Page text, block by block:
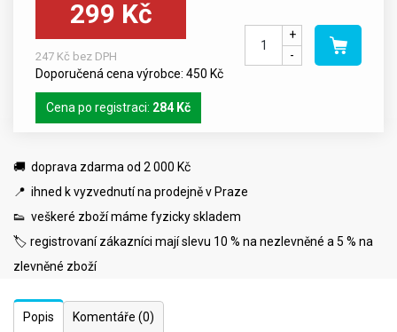
299 Kč
247 Kč bez DPH
Doporučená cena výrobce: 450 Kč
Cena po registraci: 284 Kč
+
-
🚚 doprava zdarma od 2 000 Kč
📍 ihned k vyzvednutí na prodejně v Praze
👟 veškeré zboží máme fyzicky skladem
🏷️ registrovaní zákazníci mají slevu 10 % na nezlevněné a 5 % na
zlevněné zboží
Popis Komentáře (0)